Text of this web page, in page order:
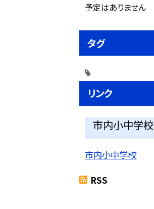
予定はありません
タグ
リンク
市内小中学校
市内小中学校
RSS